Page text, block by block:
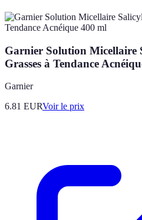
Garnier Solution Micellaire
Grasses à Tendance
Garnier
6.81 EURVoir le prix